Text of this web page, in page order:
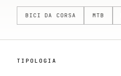
BICI DA CORSA MTB
TIPOLOGIA